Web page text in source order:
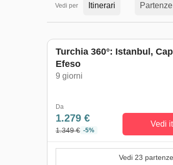
Vedi per Itinerari Partenze
Turchia 360°: Istanbul,
Efeso
9 giorni
Da
1.279 €
1.349 € -5%
Vedi
Vedi 23 partenze